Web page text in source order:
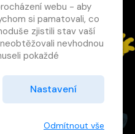
u nás již
získáte slevu
ve výši 15 %
webu - aby
si pamatovali, co
zjistili stav vaší
nevhodnou
pokaždé
souhlas se
a pomůžete nám tak
Nastavení
Odmítnout vše